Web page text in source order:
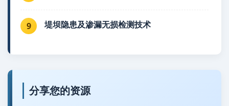
9 堤坝隐患及渗漏无损检测技术
分享您的资源